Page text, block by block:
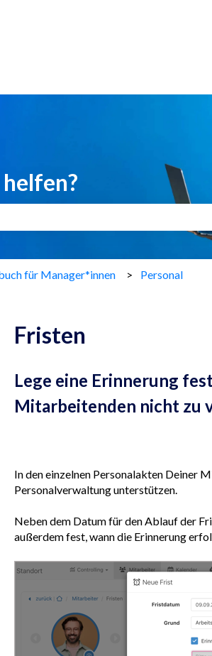
leer ist.
für Manager*innen Personal
Fristen
Lege eine Erinnerung
Mitarbeitenden nicht zu
In den einzelnen Personalakten Deiner
Personalverwaltung unterstützen.
Neben dem Datum für den Ablauf der
außerdem fest, wann die Erinnerung